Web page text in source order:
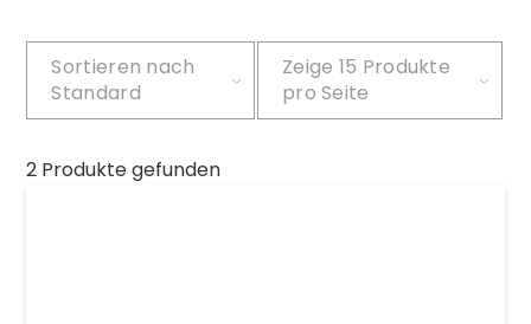
Sortieren nach
Standard
Zeige 15 Produkte
pro Seite
2 Produkte gefunden